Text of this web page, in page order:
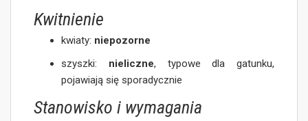
Kwitnienie
kwiaty: niepozorne
szyszki: nieliczne, typowe dla gatunku,
pojawiają się sporadycznie
Stanowisko i wymagania